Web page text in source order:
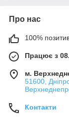
Про нас
100%
Працює з
м.
51600,
Контакти